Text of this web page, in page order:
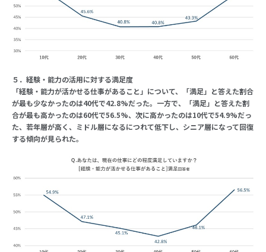
５．経験・能力の活用に対する満足度
「経験・能力が活かせる仕事があること」について、「満足」と答えた割合
が最も少なかったのは40代で42.8%だった。一方で、「満足」と答えた割
合が最も高かったのは60代で56.5%、次に高かったのは10代で54.9%だっ
た、若年層が高く、ミドル層になるにつれて低下し、シニア層になって回復
する傾向が見られた。